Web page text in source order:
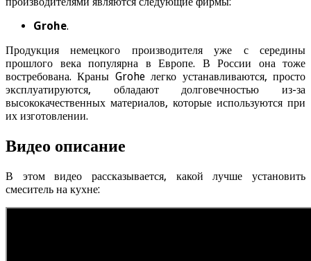
Grohe.
Продукция немецкого производителя уже с середины
прошлого века популярна в Европе. В России она тоже
востребована. Краны Grohe легко устанавливаются, просто
эксплуатируются, обладают долговечностью из-за
высококачественных материалов, которые используются при
их изготовлении.
Видео описание
В этом видео рассказывается, какой лучше установить
смеситель на кухне: